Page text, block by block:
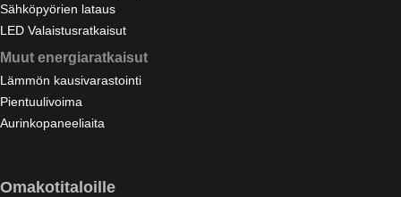
Sähköpyörien lataus
LED Valaistusratkaisut
Muut energiaratkaisut
Lämmön kausivarastointi
Pientuulivoima
Aurinkopaneeliaita
Omakotitaloille